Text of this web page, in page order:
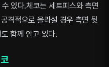
있다.체코는 세트피스와 측면
격적으로 올라설 경우 측면 뒷
함께 안고 있다.